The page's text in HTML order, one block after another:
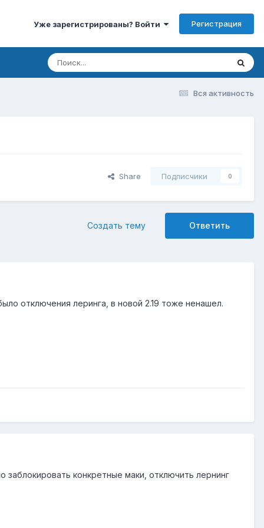
Уже зарегистрированы? Войти Регистрация
Вся активность
Share Подписчики 0
Ответить
Создать тему
отключения леринга, в новой 2.19 тоже ненашел.
заблокировать конкретные маки, отключить лернинг